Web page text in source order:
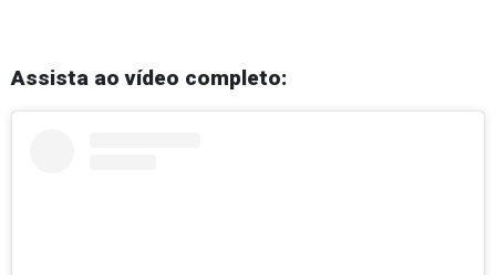
Assista ao vídeo completo: